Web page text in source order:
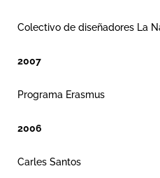
Colectivo de diseñadores La
2007
Programa Erasmus
2006
Carles Santos